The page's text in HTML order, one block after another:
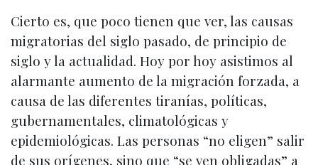
Cierto es, que poco tienen que ver, las causas
migratorias del siglo pasado, de principio de
siglo y la actualidad. Hoy por hoy asistimos al
alarmante aumento de la migración forzada, a
causa de las diferentes tiranías, políticas,
gubernamentales, climatológicas y
epidemiológicas. Las personas “no eligen” salir
de sus orígenes, sino que “se ven obligadas” a